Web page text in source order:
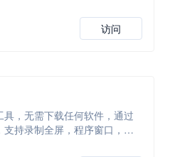
访问
具，无需下载任何软件，通过
支持录制全屏，程序窗口，浏